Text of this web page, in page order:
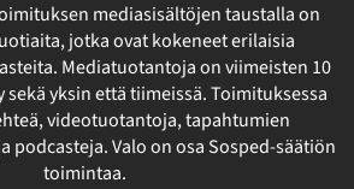
mediasisältöjen taustalla on
jotka ovat kokeneet erilaisia
Mediatuotantoja on viimeisten 10
yksin että tiimeissä. Toimituksessa
videotuotantoja, tapahtumien
podcasteja. Valo on osa Sosped-säätiön
toimintaa.